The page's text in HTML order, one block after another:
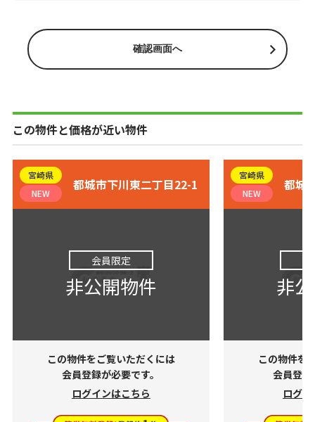
この物件と価格が近い物件
宮崎県
NEW
都城市下川東二丁目22-1
会員限定
非公開物件
この物件をご覧いただくには
会員登録が必要です。
ログインはこちら
宮崎県
NEW
都城
非
この物件を
会員登
ログ